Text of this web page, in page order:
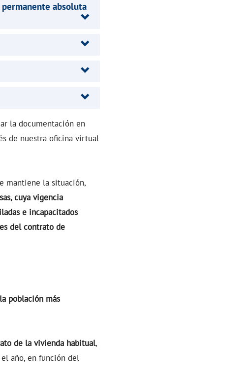
absoluta
la documentación en
de nuestra oficina virtual
mantiene la situación,
cuya vigencia
e incapacitados
del contrato de
población más
de la vivienda habitual,
año, en función del